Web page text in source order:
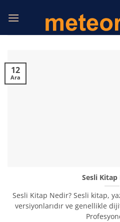
atla
Sesli Kitap
Sesli Kitap Nedir? Sesli kitap,
versiyonlarıdır ve genellikle
12
Ara